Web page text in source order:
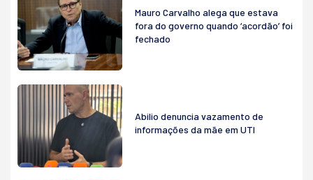
Mauro Carvalho alega que estava
fora do governo quando ‘acordão’ foi
fechado
Abilio denuncia vazamento de
informações da mãe em UTI